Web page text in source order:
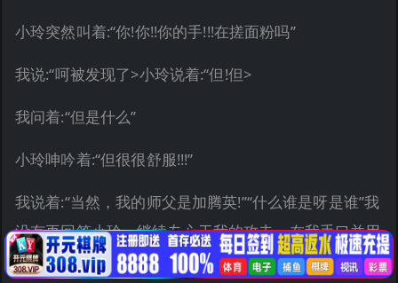
小玲突然叫着:“你!你!!你的手!!!在搓面粉吗”
我说:“呵被发现了>小玲说着:“但!但>
我问着:“但是什么”
小玲呻吟着:“但很很舒服!!!”
我说着:“当然，我的师父是加腾英!”“什么谁是呀是谁”我
没有再回答小玲，继续专心于我的攻击，在我手口并用
的刺激她胸部的时候，我的左手并没有闲着，我漫游于